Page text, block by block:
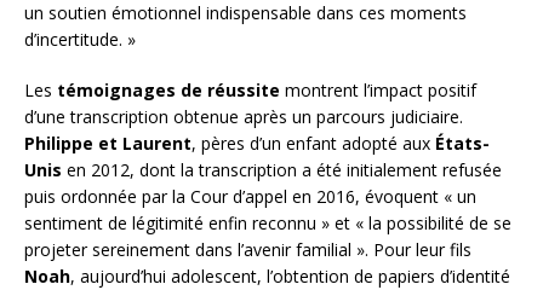
un soutien émotionnel indispensable dans ces moments
d’incertitude. »
Les témoignages de réussite montrent l’impact positif
d’une transcription obtenue après un parcours judiciaire.
Philippe et Laurent, pères d’un enfant adopté aux États-
Unis en 2012, dont la transcription a été initialement refusée
puis ordonnée par la Cour d’appel en 2016, évoquent « un
sentiment de légitimité enfin reconnu » et « la possibilité de se
projeter sereinement dans l’avenir familial ». Pour leur fils
Noah, aujourd’hui adolescent, l’obtention de papiers d’identité